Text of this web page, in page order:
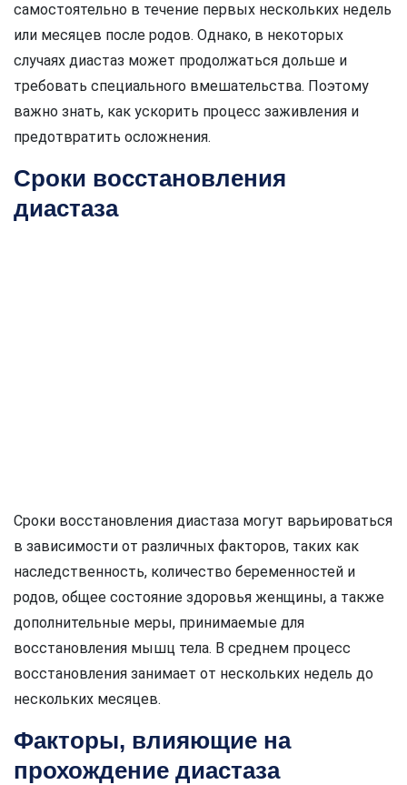
самостоятельно в течение первых нескольких недель
или месяцев после родов. Однако, в некоторых
случаях диастаз может продолжаться дольше и
требовать специального вмешательства. Поэтому
важно знать, как ускорить процесс заживления и
предотвратить осложнения.
Сроки восстановления
диастаза
Сроки восстановления диастаза могут варьироваться
в зависимости от различных факторов, таких как
наследственность, количество беременностей и
родов, общее состояние здоровья женщины, а также
дополнительные меры, принимаемые для
восстановления мышц тела. В среднем процесс
восстановления занимает от нескольких недель до
нескольких месяцев.
Факторы, влияющие на
прохождение диастаза